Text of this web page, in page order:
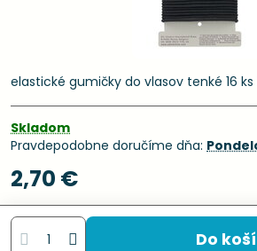
elastické gumičky do vlasov tenké 16 ks
Skladom
Pravdepodobne doručíme dňa:
2,70 €
Do